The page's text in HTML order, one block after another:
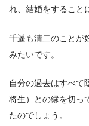
れ、結婚をすること
千遥も清二のことが
みたいです。
自分の過去はすべて
将生）との縁を切っ
たのでしょう。